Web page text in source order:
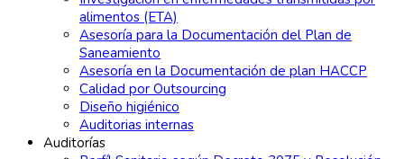
alimentos (ETA)
Asesoría para la Documentación del Plan de
Saneamiento
Asesoría en la Documentación de plan HACCP
Calidad por Outsourcing
Diseño higiénico
Auditorias internas
Auditorías